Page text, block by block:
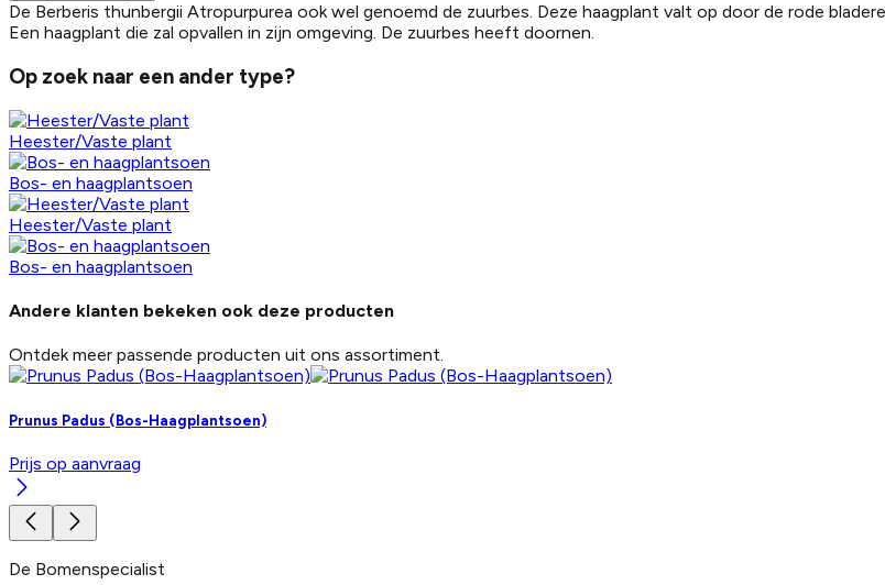
De Berberis thunbergii Atropurpurea ook wel genoemd de zuurbes. Deze haagplant valt op door de rode
Een haagplant die zal opvallen in zijn omgeving. De zuurbes heeft doornen.
Op zoek naar een ander type?
Heester/Vaste plant
Bos- en haagplantsoen
Heester/Vaste plant
Bos- en haagplantsoen
Andere klanten bekeken ook deze producten
Ontdek meer passende producten uit ons assortiment.
Prunus Padus (Bos-Haagplantsoen)
Prijs op aanvraag
De Bomenspecialist